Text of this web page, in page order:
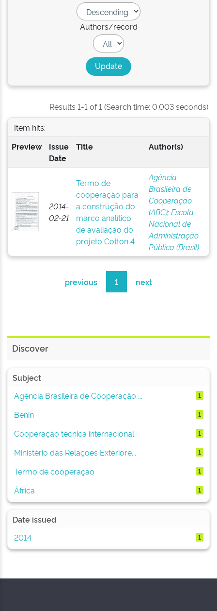
Authors/record
Results 1-1 of 1 (Search time: 0.003 seconds).
Item hits:
Preview
Issue
Date
Title Author(s)
2014-
02-21
Termo de
cooperação para
a construção do
marco analítico
de avaliação do
projeto Cotton 4
Agência
Brasileira de
Cooperação
(ABC);Escola
Nacional de
Administração
Pública (Brasil)
previous 1 next
Discover
Subject
Agência Brasileira de Cooperação ...
1
Benin 1
Cooperação técnica internacional 1
Ministério das Relações Exteriore... 1
Termo de cooperação 1
África 1
Date issued
2014
1